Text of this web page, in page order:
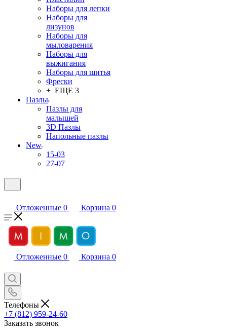
Наборы для лепки
Наборы для
лизунов
Наборы для
мыловарения
Наборы для
выжигания
Наборы для шитья
Фрески
+ ЕЩЕ 3
Пазлы
Пазлы для
малышей
3D Пазлы
Напольные пазлы
New
15-03
27-07
Отложенные 0 Корзина 0
Отложенные 0 Корзина 0
Телефоны
+7 (812) 959-24-60
Заказать звонок